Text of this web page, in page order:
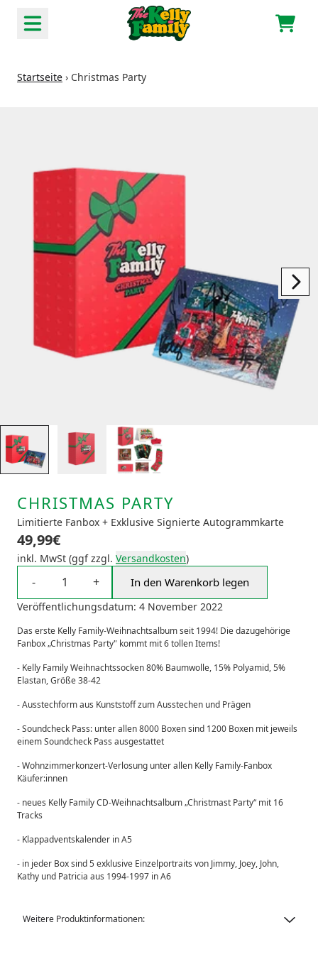
Startseite › Christmas Party
nächstes
CHRISTMAS PARTY
Limitierte Fanbox + Exklusive Signierte Autogrammkarte
49,99€
inkl. MwSt (ggf zzgl. Versandkosten)
- + Christmas Party in
In den Warenkorb legen
Veröffentlichungsdatum: 4 November 2022
Das erste Kelly Family-Weihnachtsalbum seit 1994! Die dazugehörige
Fanbox „Christmas Party" kommt mit 6 tollen Items!
- Kelly Family Weihnachtssocken 80% Baumwolle, 15% Polyamid, 5%
Elastan, Größe 38-42
- Ausstechform aus Kunststoff zum Ausstechen und Prägen
- Soundcheck Pass: unter allen 8000 Boxen sind 1200 Boxen mit jeweils
einem Soundcheck Pass ausgestattet
- Wohnzimmerkonzert-Verlosung unter allen Kelly Family-Fanbox
Käufer:innen
- neues Kelly Family CD-Weihnachtsalbum „Christmast Party“ mit 16
Tracks
- Klappadventskalender in A5
- in jeder Box sind 5 exklusive Einzelportraits von Jimmy, Joey, John,
Kathy und Patricia aus 1994-1997 in A6
Weitere Produktinformationen: